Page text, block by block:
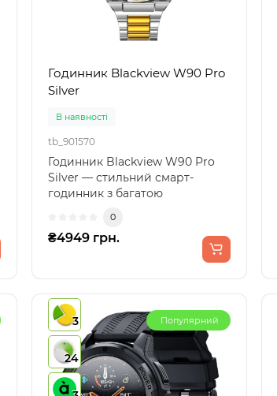
Годинник Blackview W90 Pro
Silver
В наявності
tb_901570
Годинник Blackview W90 Pro
Silver — стильний смарт-
годинник з багатою
годинник п..
0
₴4949 грн.
3
24
Популярний